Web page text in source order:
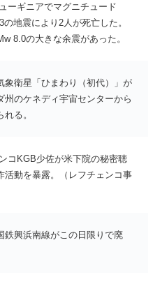
ーギニアでマグニチュード
の地震により2人が死亡した。
8.0の大きな余震があった。
象衛星「ひまわり（初代）」が
州のケネディ宇宙センターから
る。
コKGB少佐が米下院の秘密聴
活動を暴露。（レフチェンコ事
鉄興浜南線がこの日限りで廃